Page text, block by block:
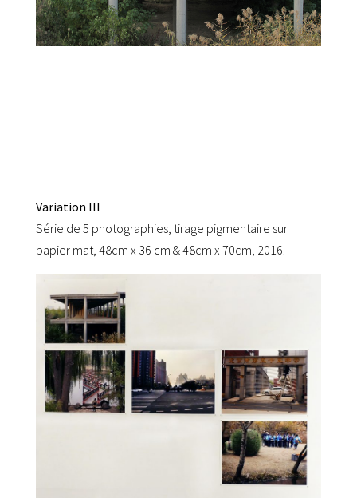
Variation III
Série de 5 photographies, tirage pigmentaire sur
papier mat, 48cm x 36 cm & 48cm x 70cm, 2016.